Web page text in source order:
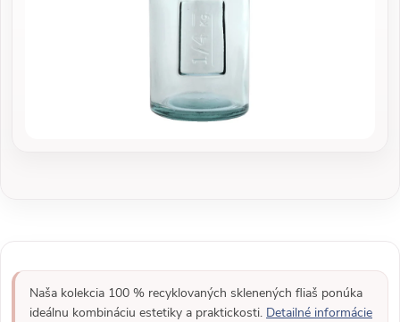
Naša kolekcia 100 % recyklovaných sklenených fliaš ponúka
ideálnu kombináciu estetiky a praktickosti. Detailné informácie